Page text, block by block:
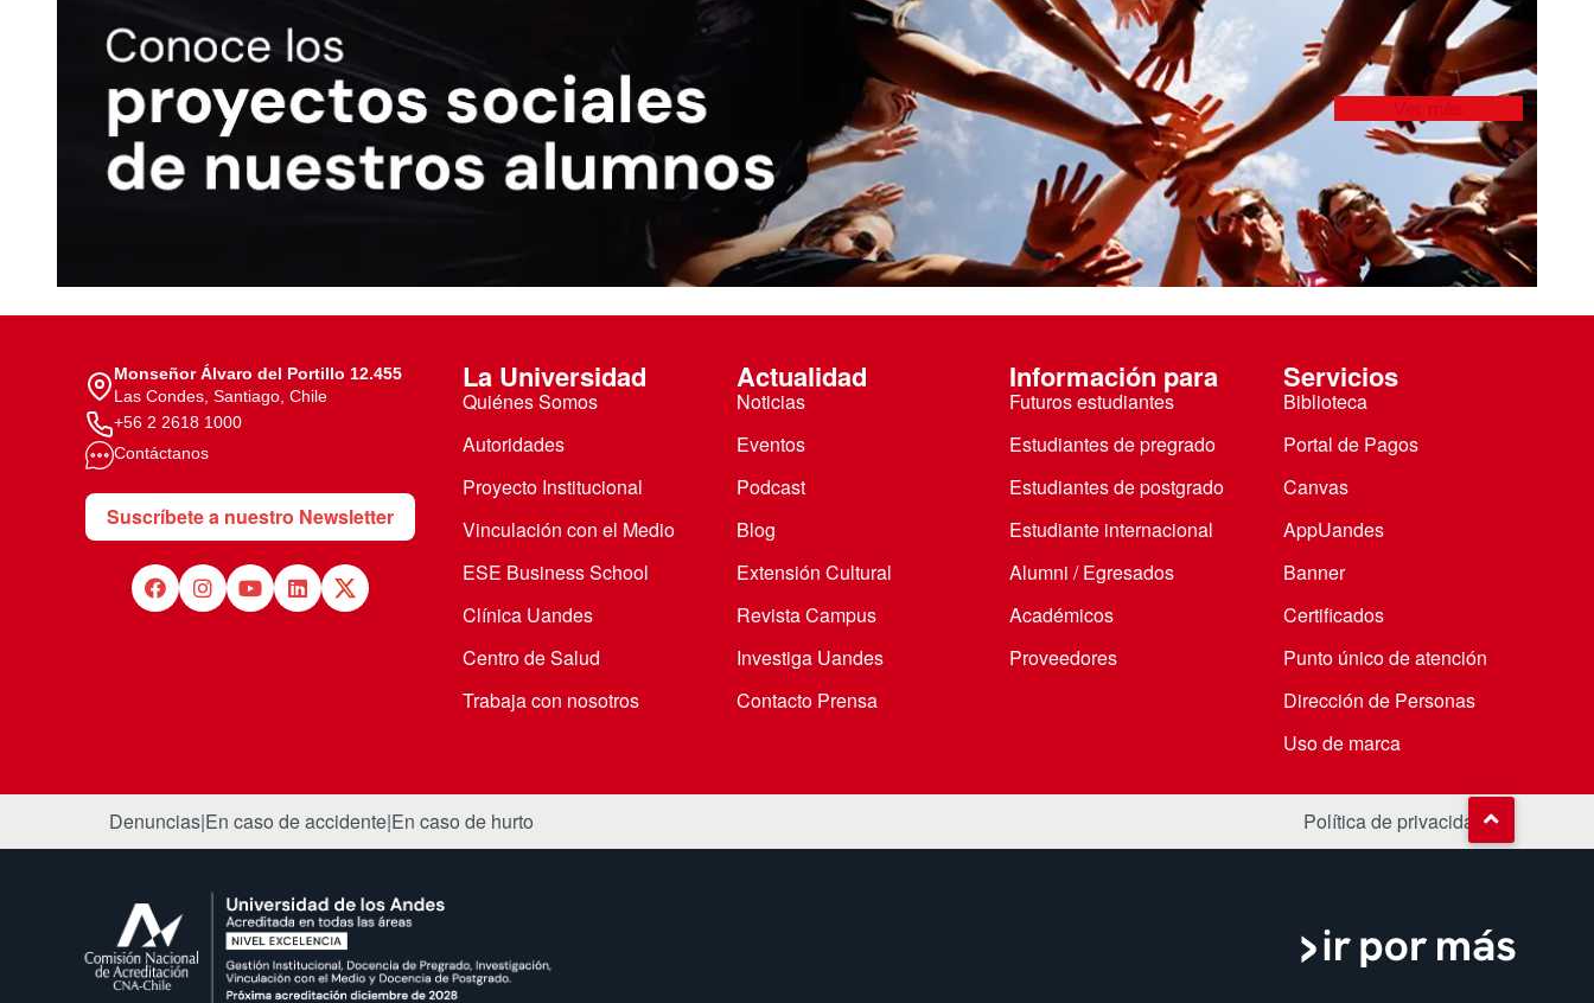
Monseñor Álvaro del Portillo 12.455
Las Condes, Santiago, Chile
+56 2 2618 1000
Contáctanos
Suscríbete a nuestro Newsletter
La Universidad
Quiénes Somos
Autoridades
Proyecto Institucional
Vinculación con el Medio
ESE Business School
Clínica Uandes
Centro de Salud
Trabaja con nosotros
Actualidad
Noticias
Eventos
Podcast
Blog
Extensión Cultural
Revista Campus
Investiga Uandes
Contacto Prensa
Información para
Futuros estudiantes
Estudiantes de pregrado
Estudiantes de postgrado
Estudiante internacional
Alumni / Egresados
Académicos
Proveedores
Servicios
Biblioteca
Portal de Pagos
Canvas
AppUandes
Banner
Certificados
Punto único de atención
Dirección de Personas
Uso de marca
Denuncias|En caso de accidente|En caso de hurto Política de privacidad